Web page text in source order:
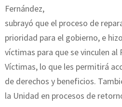
Fernández,
subrayó que el proceso de
prioridad para el gobierno, e
víctimas para que se vinculen
Víctimas, lo que les permitirá
de derechos y beneficios.
la Unidad en procesos de